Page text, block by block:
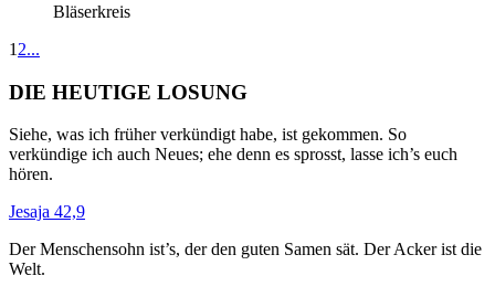
Bläserkreis
1 2...
DIE HEUTIGE LOSUNG
Siehe, was ich früher verkündigt habe, ist gekommen. So
verkündige ich auch Neues; ehe denn es sprosst, lasse ich’s euch
hören.
Jesaja 42,9
Der Menschensohn ist’s, der den guten Samen sät. Der Acker ist die
Welt.